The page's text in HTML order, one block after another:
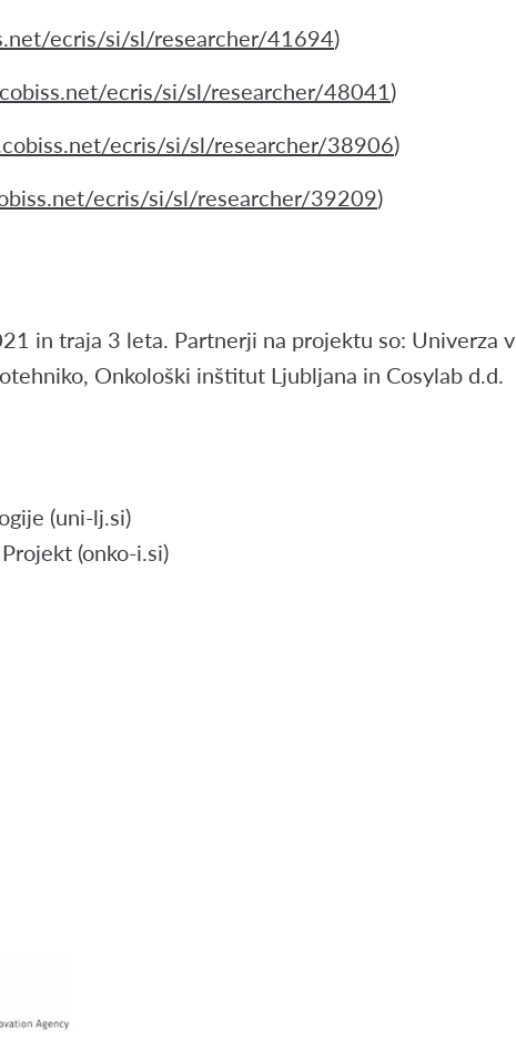
ecris/si/sl/researcher/41694)
ecris/si/sl/researcher/48041)
ecris/si/sl/researcher/38906)
ecris/si/sl/researcher/39209)
in traja 3 leta. Partnerji na projektu so: Univerza v
Onkološki inštitut Ljubljana in Cosylab d.d.
(uni-lj.si)
(onko-i.si)